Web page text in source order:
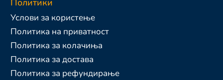
Политики
Услови за користење
Политика на приватност
Политика за колачиња
Политика за достава
Политика за рефундирање